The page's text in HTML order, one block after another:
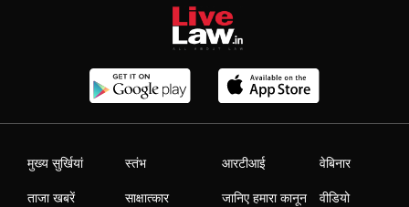
मुख्य सुर्खियां
ताजा खबरें
स्तंभ
साक्षात्कार
आरटीआई
जानिए हमारा कानून
वेबिनार
वीडियो